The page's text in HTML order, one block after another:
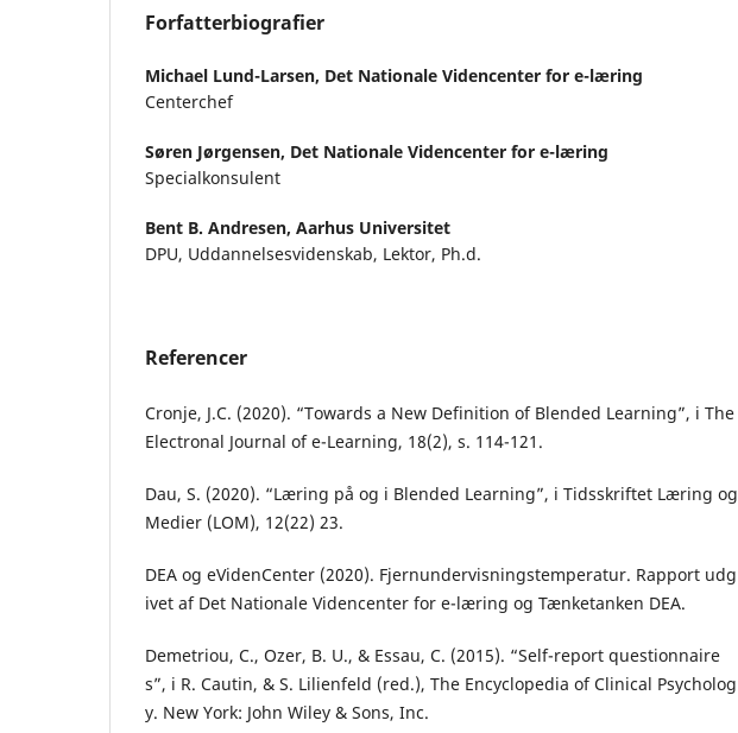
Forfatterbiografier
Michael Lund-Larsen, Det Nationale Videncenter for e-læring
Centerchef
Søren Jørgensen, Det Nationale Videncenter for e-læring
Specialkonsulent
Bent B. Andresen, Aarhus Universitet
DPU, Uddannelsesvidenskab, Lektor, Ph.d.
Referencer
Cronje, J.C. (2020). “Towards a New Definition of Blended Learning”, i The
Electronal Journal of e-Learning, 18(2), s. 114-121.
Dau, S. (2020). “Læring på og i Blended Learning”, i Tidsskriftet Læring og
Medier (LOM), 12(22) 23.
DEA og eVidenCenter (2020). Fjernundervisningstemperatur. Rapport udg
ivet af Det Nationale Videncenter for e-læring og Tænketanken DEA.
Demetriou, C., Ozer, B. U., & Essau, C. (2015). “Self-report questionnaire
s”, i R. Cautin, & S. Lilienfeld (red.), The Encyclopedia of Clinical Psycholog
y. New York: John Wiley & Sons, Inc.